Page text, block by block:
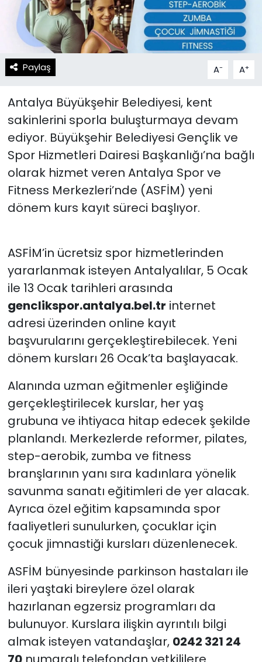
Paylaş A- A+
Antalya Büyükşehir Belediyesi, kent
sakinlerini sporla buluşturmaya devam
ediyor. Büyükşehir Belediyesi Gençlik ve
Spor Hizmetleri Dairesi Başkanlığı’na bağlı
olarak hizmet veren Antalya Spor ve
Fitness Merkezleri’nde (ASFİM) yeni
dönem kurs kayıt süreci başlıyor.
ASFİM’in ücretsiz spor hizmetlerinden
yararlanmak isteyen Antalyalılar, 5 Ocak
ile 13 Ocak tarihleri arasında
genclikspor.antalya.bel.tr internet
adresi üzerinden online kayıt
başvurularını gerçekleştirebilecek. Yeni
dönem kursları 26 Ocak’ta başlayacak.
Alanında uzman eğitmenler eşliğinde
gerçekleştirilecek kurslar, her yaş
grubuna ve ihtiyaca hitap edecek şekilde
planlandı. Merkezlerde reformer, pilates,
step-aerobik, zumba ve fitness
branşlarının yanı sıra kadınlara yönelik
savunma sanatı eğitimleri de yer alacak.
Ayrıca özel eğitim kapsamında spor
faaliyetleri sunulurken, çocuklar için
çocuk jimnastiği kursları düzenlenecek.
ASFİM bünyesinde parkinson hastaları ile
ileri yaştaki bireylere özel olarak
hazırlanan egzersiz programları da
bulunuyor. Kurslara ilişkin ayrıntılı bilgi
almak isteyen vatandaşlar, 0242 321 24
İletişim